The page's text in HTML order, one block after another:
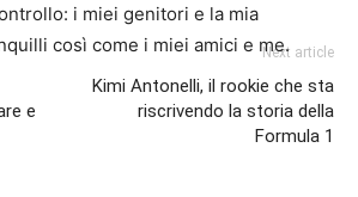
i miei genitori e la mia
così come i miei amici e me.
e
Next article
Kimi Antonelli, il rookie che sta
riscrivendo la storia della
Formula 1